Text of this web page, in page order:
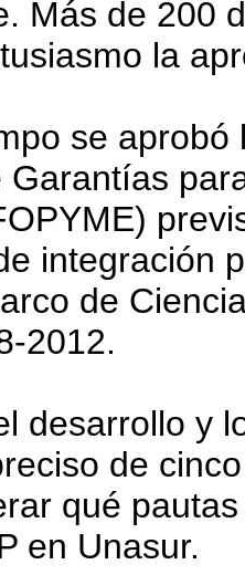
Más de 200
la
se
Garantías
integración
de
2012.
desarrollo y
de
qué
en Unasur.